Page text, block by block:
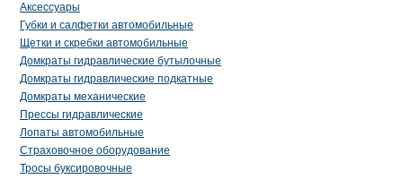
Аксессуары
Губки и салфетки автомобильные
Щетки и скребки автомобильные
Домкраты гидравлические бутылочные
Домкраты гидравлические подкатные
Домкраты механические
Прессы гидравлические
Лопаты автомобильные
Страховочное оборудование
Тросы буксировочные